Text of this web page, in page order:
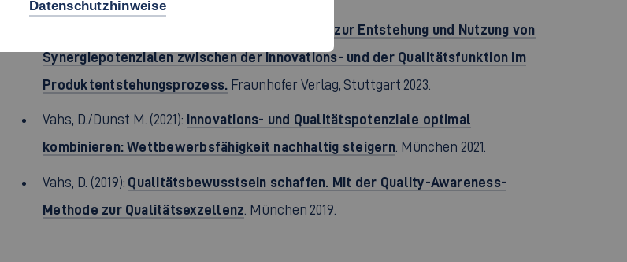
Eine empirische Untersuchung zur Entstehung und Nutzung von
Synergiepotenzialen zwischen der Innovations- und der Qualitätsfunktion im
Produktentstehungsprozess. Fraunhofer Verlag, Stuttgart 2023.
Vahs, D./Dunst M. (2021): Innovations- und Qualitätspotenziale optimal
kombinieren: Wettbewerbsfähigkeit nachhaltig steigern. München 2021.
Vahs, D. (2019): Qualitätsbewusstsein schaffen. Mit der Quality-Awareness-
Methode zur Qualitätsexzellenz . München 2019.
Datenschutzhinweise